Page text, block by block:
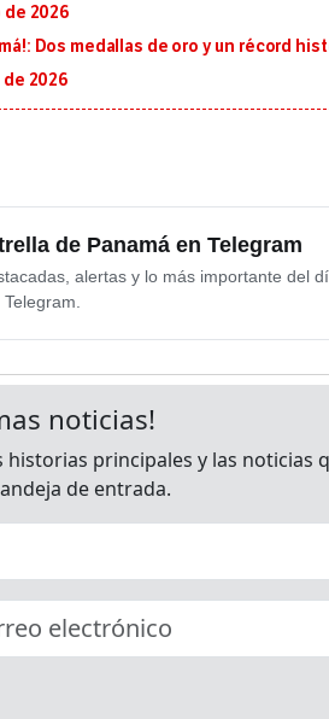
de 2026
Dos medallas de oro y un récord
2026
de Panamá en Telegram
alertas y lo más importante del